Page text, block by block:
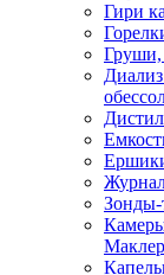
Гири
Груши,